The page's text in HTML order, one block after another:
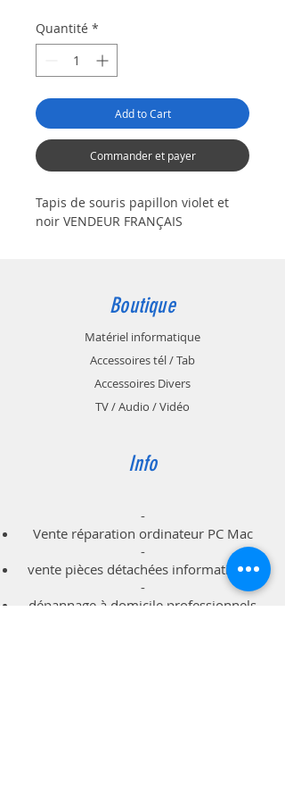
Quantité *
Add to Cart
Commander et payer
Tapis de souris papillon violet et
noir VENDEUR FRANÇAIS
Boutique
Matériel informatique
Accessoires tél / Tab
Accessoires Divers
TV / Audio / Vidéo
Info
-
Vente réparation ordinateur PC Mac
-
vente pièces détachées informatiques
-
dépannage à domicile professionnels